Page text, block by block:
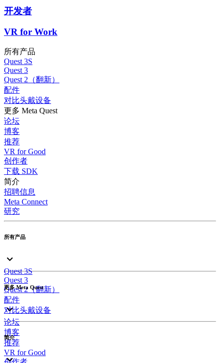
开发者
VR for Work
所有产品
Quest 3S
Quest 3
Quest 2（翻新）
配件
对比头戴设备
更多 Meta Quest
论坛
博客
推荐
VR for Good
创作者
下载 SDK
简介
招聘信息
Meta Connect
研究
所有产品
Quest 3S
Quest 3
Quest 2（翻新）
配件
对比头戴设备
更多 Meta Quest
论坛
博客
推荐
VR for Good
简介